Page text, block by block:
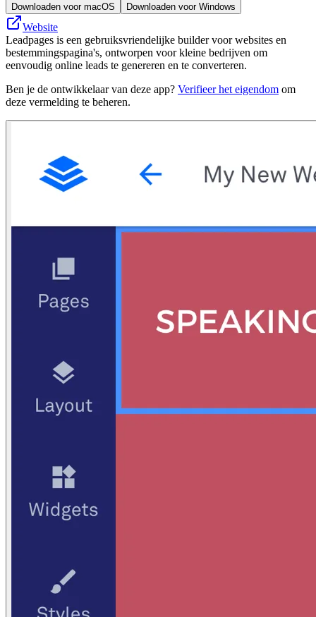
Downloaden voor macOS Downloaden voor Windows
Website
Leadpages is een gebruiksvriendelijke builder voor websites en
bestemmingspagina's, ontworpen voor kleine bedrijven om
eenvoudig online leads te genereren en te converteren.
Ben je de ontwikkelaar van deze app? Verifieer het eigendom om
deze vermelding te beheren.